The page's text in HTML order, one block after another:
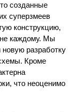
созданные
суперзмеев
конструкцию,
не каждому. Мы
разработку
Кроме
что неоценимо